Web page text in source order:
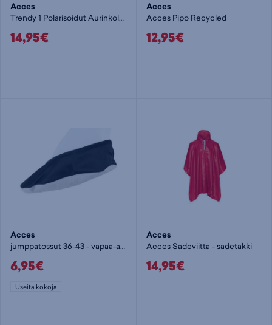
Acces
Trendy 1 Polarisoidut Aurinkolasit
14,95€
Acces
Acces Pipo Recycled
12,95€
Acces
jumppatossut 36-43 - vapaa-ajan kenkä
6,95€
Useita kokoja
Acces
Acces Sadeviitta - sadetakki
14,95€